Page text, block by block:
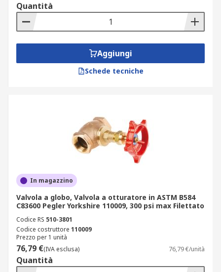
Quantità
Aggiungi
Schede tecniche
In magazzino
Valvola a globo, Valvola a otturatore in ASTM B584
C83600 Pegler Yorkshire 110009, 300 psi max Filettato
Codice RS 510-3801
Codice costruttore 110009
Prezzo per 1 unità
76,79 €(IVA esclusa) 76,79 €/unità
Quantità